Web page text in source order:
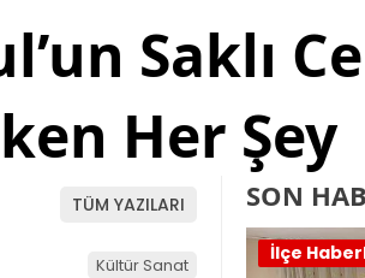
Saklı
Her Şey
TÜM YAZILARI
Kültür Sanat
SON
İlçe